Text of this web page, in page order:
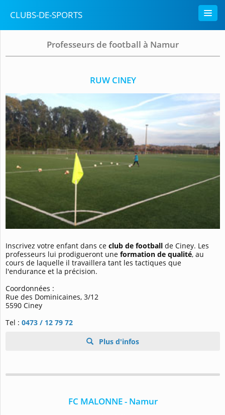
CLUBS-DE-SPORTS
Professeurs de football à Namur
RUW CINEY
Inscrivez votre enfant dans ce club de football de Ciney. Les
professeurs lui prodigueront une formation de qualité, au
cours de laquelle il travaillera tant les tactiques que
l'endurance et la précision.
Coordonnées :
Rue des Dominicaines, 3/12
5590 Ciney
Tel : 0473 / 12 79 72
Plus d'infos
FC MALONNE - Namur